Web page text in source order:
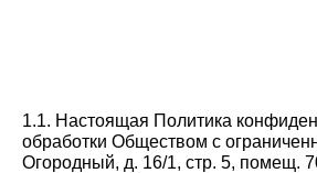
1.1. Настоящая Политика
обработки Обществом с
Огородный, д. 16/1, стр. 5, помещ.